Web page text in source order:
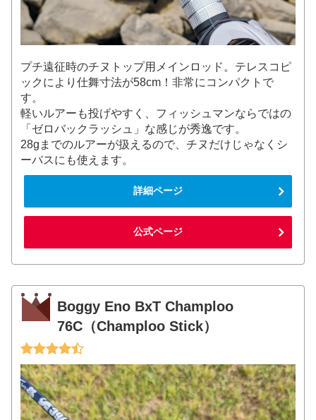
プチ遠征時のチヌトップ用メインロッド。テレスコピ
ックにより仕舞寸法が58cm！非常にコンパクトで
す。
軽いルアーも投げやすく、フィッシュマンならではの
「ゼロバックラッシュ」な感じが秀逸です。
28gまでのルアーが扱えるので、チヌだけじゃなくシ
ーバスにも使えます。
詳細ページ
公式ページ
Boggy Eno BxT Champloo
76C（Champloo Stick）